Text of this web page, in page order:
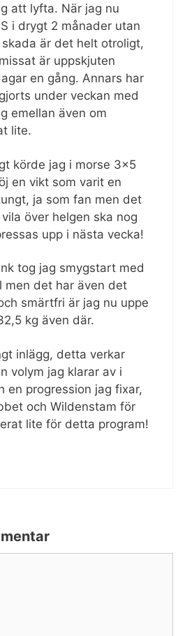
att lyfta. När jag nu
i drygt 2 månader utan
är det helt otroligt,
är uppskjuten
en gång. Annars har
under veckan med
emellan även om
lite.
körde jag i morse 3×5
en vikt som varit en
ja som fan men det
över helgen ska nog
upp i nästa vecka!
tog jag smygstart med
men det har även det
smärtfri är jag nu uppe
kg även där.
inlägg, detta verkar
volym jag klarar av i
en progression jag fixar,
och Wildenstam för
lite för detta program!